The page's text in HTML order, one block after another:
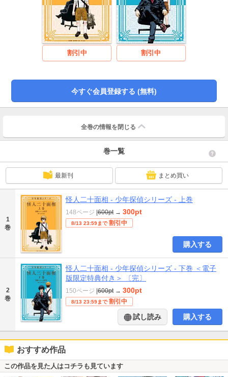
割引中 割引中
今すぐ会員登録する (無料)
全巻の情報を 閉じる
巻一覧
最新刊 まとめ買い
1
巻
怪人二十面相 - 少年探偵シリーズ - 上巻
148ページ 600pt → 300pt
8/13 23:59まで 割引中
購入する
2
巻
怪人二十面相 - 少年探偵シリーズ - 下巻 ＜電子
版限定特典付き＞ 〔完〕
150ページ 600pt → 300pt
8/13 23:59まで 割引中
試し読み 購入する
おすすめ作品
この作品を見た人はコチラも見ています